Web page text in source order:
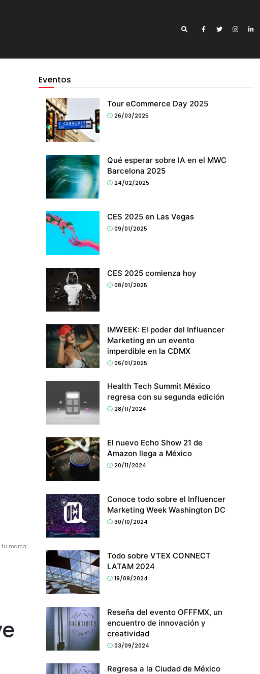
tu marca
Eventos
Tour eCommerce Day 2025
26/03/2025
Qué esperar sobre IA en el MWC
Barcelona 2025
24/02/2025
CES 2025 en Las Vegas
09/01/2025
CES 2025 comienza hoy
08/01/2025
IMWEEK: El poder del Influencer
Marketing en un evento
imperdible en la CDMX
06/01/2025
Health Tech Summit México
regresa con su segunda edición
28/11/2024
El nuevo Echo Show 21 de
Amazon llega a México
20/11/2024
Conoce todo sobre el Influencer
Marketing Week Washington DC
30/10/2024
Todo sobre VTEX CONNECT
LATAM 2024
19/09/2024
Reseña del evento OFFFMX, un
encuentro de innovación y
creatividad
03/09/2024
Regresa a la Ciudad de México